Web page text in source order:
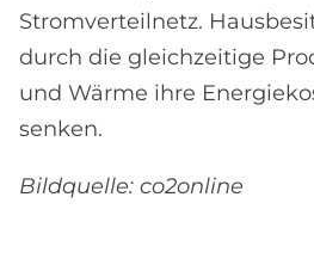
Stromverteilnetz.
durch die gleichzeitige
und Wärme ihre
senken.
Bildquelle: co2online